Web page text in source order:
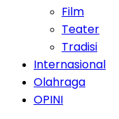
Film
Teater
Tradisi
Internasional
Olahraga
OPINI